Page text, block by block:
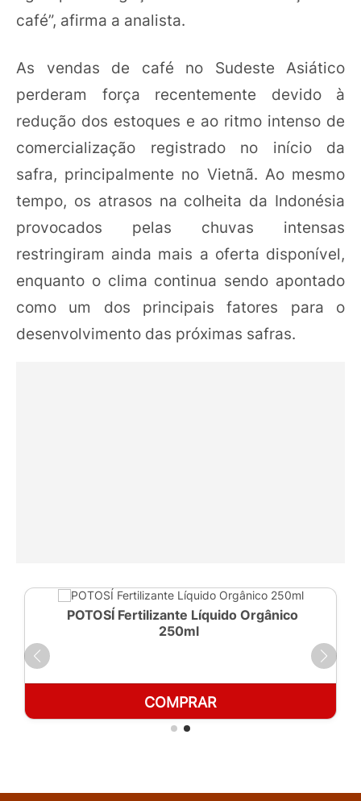
café”, afirma a analista.
As vendas de café no Sudeste Asiático
perderam força recentemente devido à
redução dos estoques e ao ritmo intenso de
comercialização registrado no início da
safra, principalmente no Vietnã. Ao mesmo
tempo, os atrasos na colheita da Indonésia
provocados pelas chuvas intensas
restringiram ainda mais a oferta disponível,
enquanto o clima continua sendo apontado
como um dos principais fatores para o
desenvolvimento das próximas safras.
POTOSÍ Fertilizante Líquido Orgânico
250ml
COMPRAR